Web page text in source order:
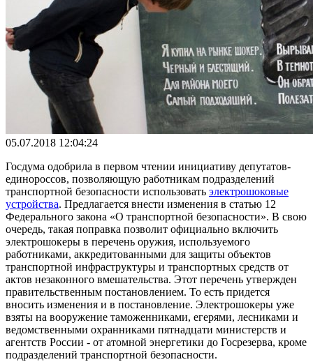
05.07.2018 12:04:24
Госдума одобрила в первом чтении инициативу депутатов-
единороссов, позволяющую работникам подразделений
транспортной безопасности использовать электрошоковые
устройства. Предлагается внести изменения в статью 12
Федерального закона «О транспортной безопасности». В свою
очередь, такая поправка позволит официально включить
электрошокеры в перечень оружия, используемого
работниками, аккредитованными для защиты объектов
транспортной инфраструктуры и транспортных средств от
актов незаконного вмешательства. Этот перечень утвержден
правительственным постановлением. То есть придется
вносить изменения и в постановление. Электрошокеры уже
взяты на вооружение таможенниками, егерями, лесниками и
ведомственными охранниками пятнадцати министерств и
агентств России - от атомной энергетики до Госрезерва, кроме
подразделений транспортной безопасности.